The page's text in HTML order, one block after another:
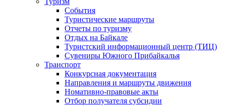
События
Туристические маршруты
Отчеты по туризму
Отдых на Байкале
Туристский информационный центр (ТИЦ)
Сувениры Южного Прибайкалья
Транспорт
Конкурсная документация
Направления и маршруты движения
Номативно-правовые акты
Отбор получателя субсидии